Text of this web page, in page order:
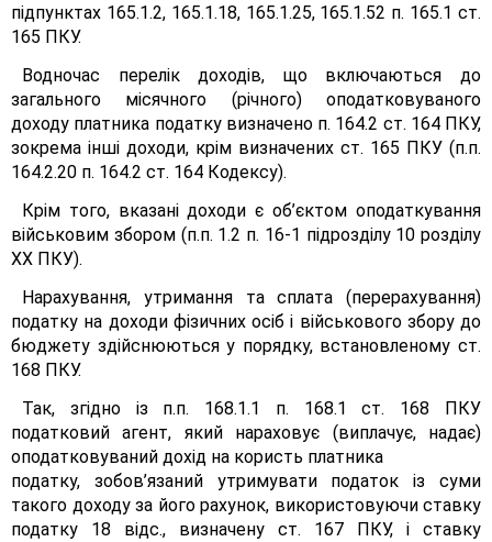
підпунктах 165.1.2, 165.1.18, 165.1.25, 165.1.52 п. 165.1 ст.
165 ПКУ.
Водночас перелік доходів, що включаються до
загального місячного (річного) оподатковуваного
доходу платника податку визначено п. 164.2 ст. 164 ПКУ,
зокрема інші доходи, крім визначених ст. 165 ПКУ (п.п.
164.2.20 п. 164.2 ст. 164 Кодексу).
Крім того, вказані доходи є об’єктом оподаткування
військовим збором (п.п. 1.2 п. 16-1 підрозділу 10 розділу
XX ПКУ).
Нарахування, утримання та сплата (перерахування)
податку на доходи фізичних осіб і військового збору до
бюджету здійснюються у порядку, встановленому ст.
168 ПКУ.
Так, згідно із п.п. 168.1.1 п. 168.1 ст. 168 ПКУ
податковий агент, який нараховує (виплачує, надає)
оподатковуваний дохід на користь платника
податку, зобов’язаний утримувати податок із суми
такого доходу за його рахунок, використовуючи ставку
податку 18 відс., визначену ст. 167 ПКУ, і ставку